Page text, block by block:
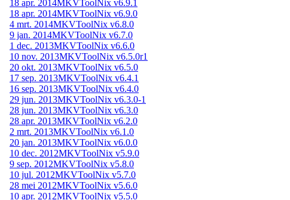
18 apr. 2014MKVToolNix v6.9.1
18 apr. 2014MKVToolNix v6.9.0
4 mrt. 2014MKVToolNix v6.8.0
9 jan. 2014MKVToolNix v6.7.0
1 dec. 2013MKVToolNix v6.6.0
10 nov. 2013MKVToolNix v6.5.0r1
20 okt. 2013MKVToolNix v6.5.0
17 sep. 2013MKVToolNix v6.4.1
16 sep. 2013MKVToolNix v6.4.0
29 jun. 2013MKVToolNix v6.3.0-1
28 jun. 2013MKVToolNix v6.3.0
28 apr. 2013MKVToolNix v6.2.0
2 mrt. 2013MKVToolNix v6.1.0
20 jan. 2013MKVToolNix v6.0.0
10 dec. 2012MKVToolNix v5.9.0
9 sep. 2012MKVToolNix v5.8.0
10 jul. 2012MKVToolNix v5.7.0
28 mei 2012MKVToolNix v5.6.0
10 apr. 2012MKVToolNix v5.5.0